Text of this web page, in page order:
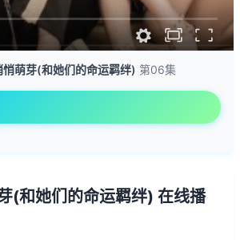
悄萌芽(和她们的命运羁绊) 第06集
(和她们的命运羁绊) 在线播